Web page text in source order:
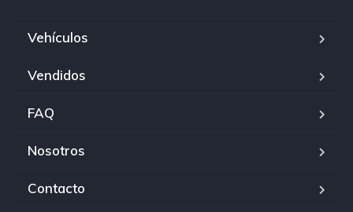
Vehículos
Vendidos
FAQ
Nosotros
Contacto